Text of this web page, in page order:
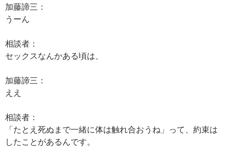
加藤諦三：
うーん
相談者：
セックスなんかある頃は、
加藤諦三：
ええ
相談者：
「たとえ死ぬまで一緒に体は触れ合おうね」って、約束は
したことがあるんです。